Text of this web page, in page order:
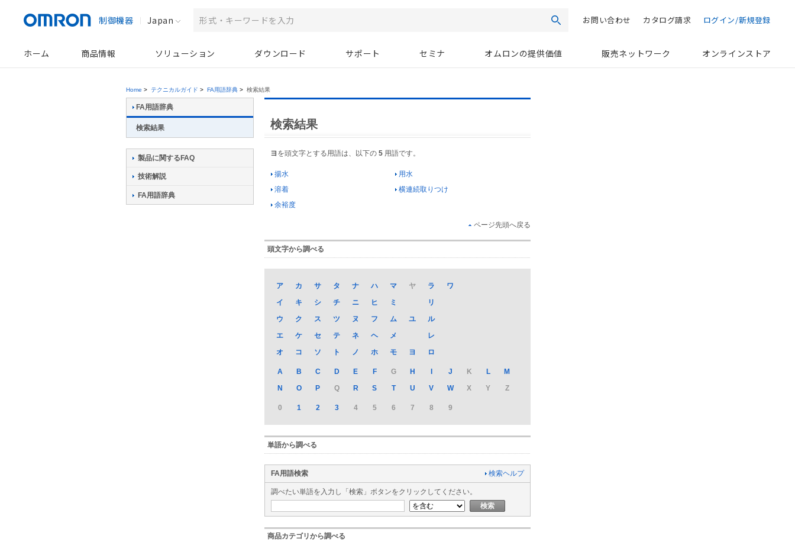
制御機器 Japan お問い合わせ カタログ請求 ログイン/新規登録
ホーム 商品情報 ソリューション ダウンロード サポート セミナ オムロンの提供価値 販売ネットワーク オンラインストア
Home > テクニカルガイド > FA用語辞典 > 検索結果
検索結果
ヨ を頭文字とする用語は、以下の 5 用語です。
揚水
用水
溶着
横連続取りつけ
余裕度
ページ先頭へ戻る
頭文字から調べる
ア カ サ タ ナ ハ マ ヤ ラ
ワ
イ
キ シ チ ニ ヒ ミ
リ
ウ
ク ス ツ ヌ フ ム ユ
ル
エ
ケ セ テ ネ ヘ メ
レ
オ
コ ソ ト ノ ホ モ ヨ ロ
A B C D E F G H J K L
M
N
O P Q R S T U V W X Y Z
0 1 2 3 4 5 6 7 8 9
単語から調べる
FA用語検索 検索ヘルプ
調べたい単語を入力し「検索」ボタンをクリックしてください。
商品カテゴリから調べる
FA用語辞典
検索結果
製品に関するFAQ
技術解説
FA用語辞典